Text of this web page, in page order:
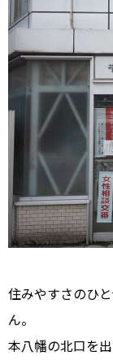
住みやすさのひ
ん。
本八幡の北口を